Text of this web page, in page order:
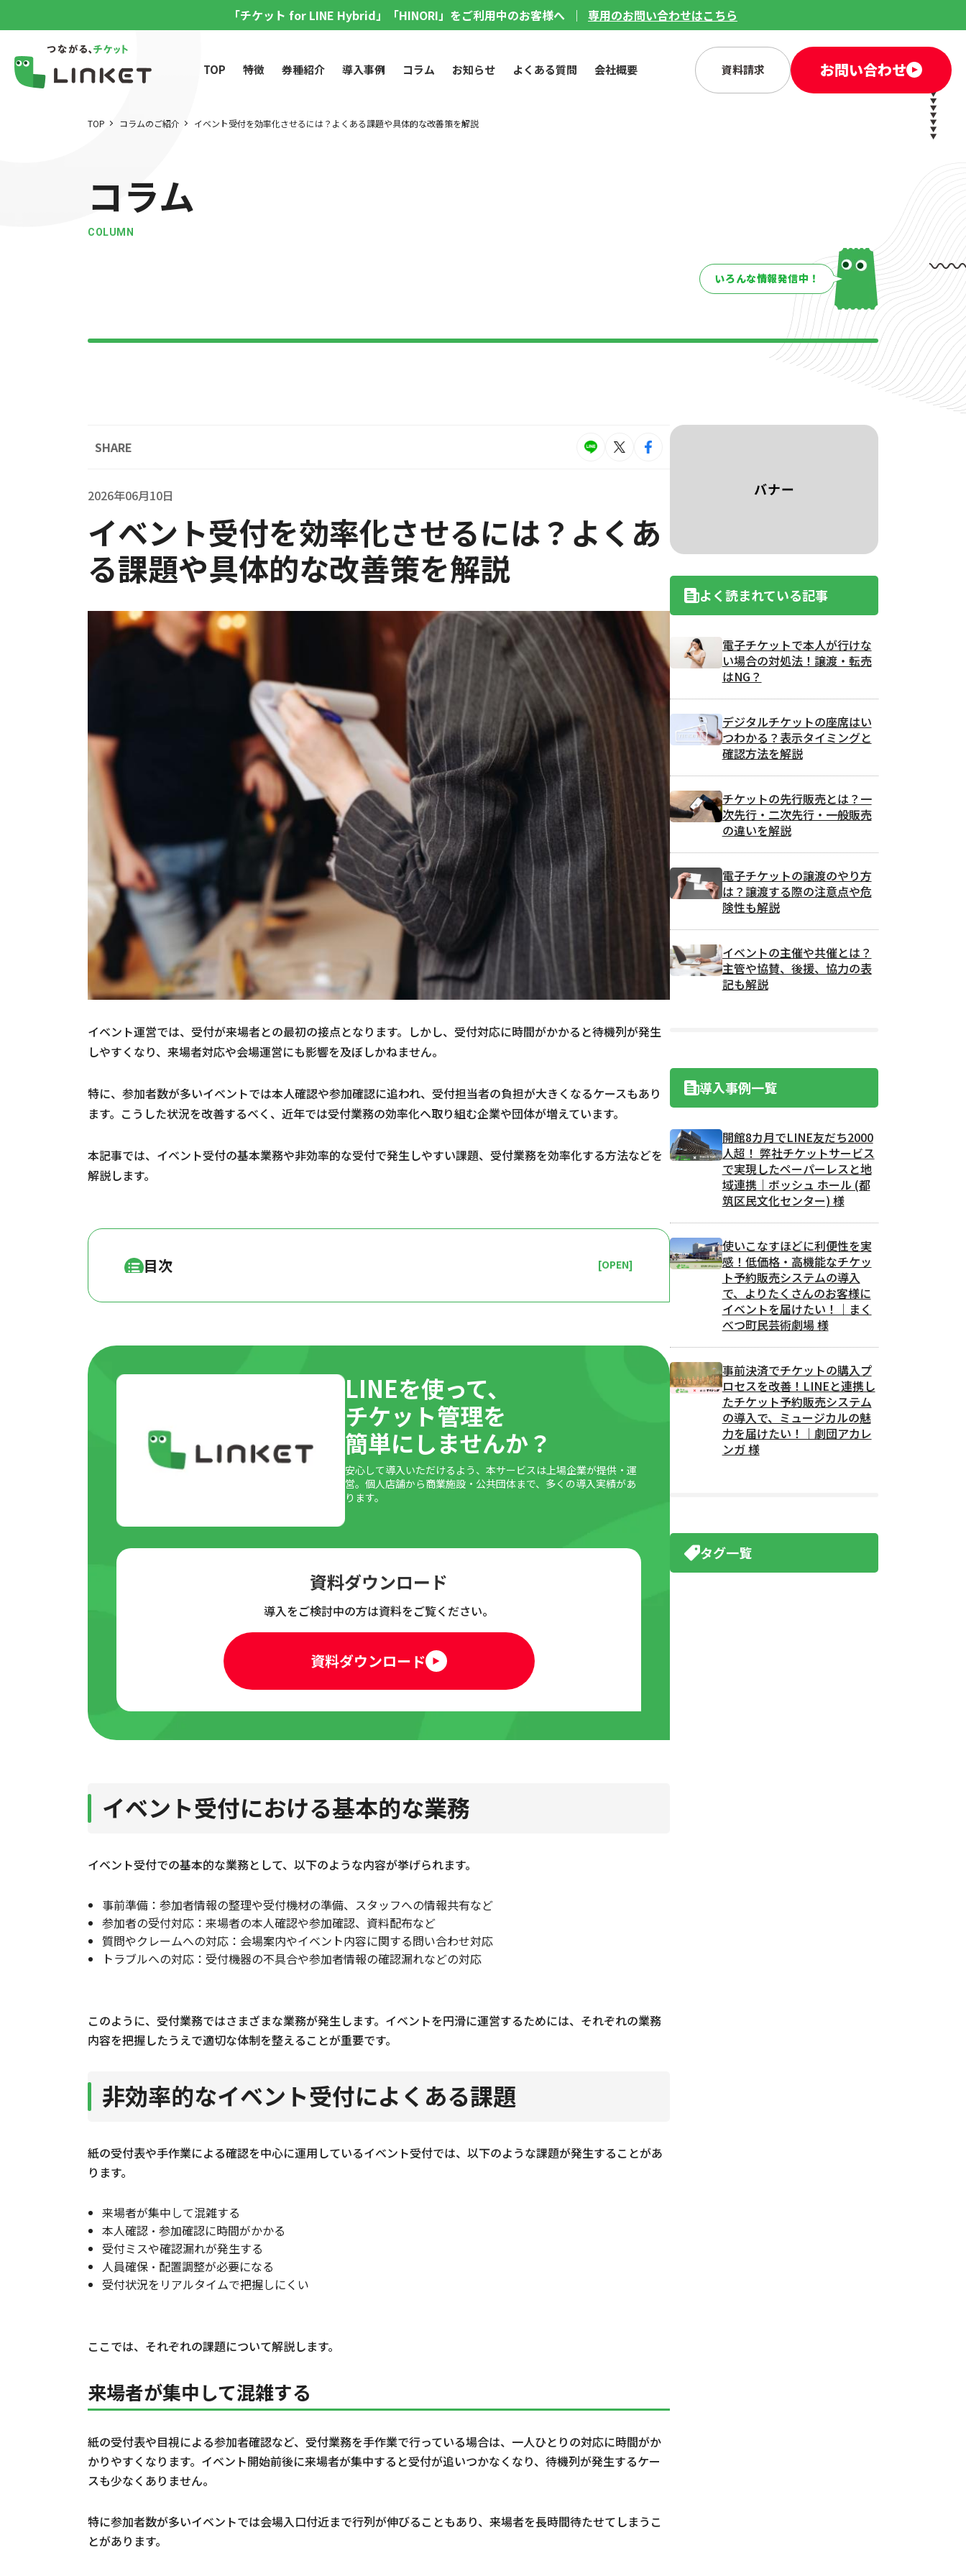
「チケット for LINE Hybrid」「HINORI」をご利用中のお客様へ ｜ 専用のお問い合わせはこちら
TOP 特徴 券種紹介 導入事例 コラム お知らせ よくある質問 会社概要 資料請求 お問い合わせ
TOP コラムのご紹介 イベント受付を効率化させるには？よくある課題や具体的な改善策を解説
コラム
COLUMN
いろんな情報発信中！
SHARE
2026年06月10日
イベント受付を効率化させるには？よくあ
る課題や具体的な改善策を解説
イベント運営では、受付が来場者との最初の接点となります。しかし、受付対応に時間がかかると待機列が発生
しやすくなり、来場者対応や会場運営にも影響を及ぼしかねません。
特に、参加者数が多いイベントでは本人確認や参加確認に追われ、受付担当者の負担が大きくなるケースもあり
ます。こうした状況を改善するべく、近年では受付業務の効率化へ取り組む企業や団体が増えています。
本記事では、イベント受付の基本業務や非効率的な受付で発生しやすい課題、受付業務を効率化する方法などを
解説します。
目次 [OPEN]
イベント受付における基本的な業務
受付ミスや確認漏れが発生する
人員確保・配置調整が必要になる
受付状況をリアルタイムで把握しにくい
受付窓口を参加者ごとに分ける
【システム編】イベント受付を効率化する方法
イベント受付の効率化にシステム導入が有効な理由
転売チケット・不正入場などのトラブルを防ぎやすい
リアルタイムで受付状況を把握しやすい
来場者データを収集し活用できる
複数会場や複数受付でも運用しやすい
まとめ
LINEを使って、
チケット管理を
簡単にしませんか？
安心して導入いただけるよう、本サービスは上場企業が提供・運
営。個人店舗から商業施設・公共団体まで、多くの導入実績があ
ります。
資料ダウンロード
導入をご検討中の方は資料をご覧ください。
資料ダウンロード
イベント受付における基本的な業務
イベント受付での基本的な業務として、以下のような内容が挙げられます。
事前準備：参加者情報の整理や受付機材の準備、スタッフへの情報共有など
参加者の受付対応：来場者の本人確認や参加確認、資料配布など
質問やクレームへの対応：会場案内やイベント内容に関する問い合わせ対応
トラブルへの対応：受付機器の不具合や参加者情報の確認漏れなどの対応
このように、受付業務ではさまざまな業務が発生します。イベントを円滑に運営するためには、それぞれの業務
内容を把握したうえで適切な体制を整えることが重要です。
非効率的なイベント受付によくある課題
紙の受付表や手作業による確認を中心に運用しているイベント受付では、以下のような課題が発生することがあ
ります。
来場者が集中して混雑する
本人確認・参加確認に時間がかかる
受付ミスや確認漏れが発生する
人員確保・配置調整が必要になる
受付状況をリアルタイムで把握しにくい
ここでは、それぞれの課題について解説します。
来場者が集中して混雑する
紙の受付表や目視による参加者確認など、受付業務を手作業で行っている場合は、一人ひとりの対応に時間がか
かりやすくなります。イベント開始前後に来場者が集中すると受付が追いつかなくなり、待機列が発生するケー
スも少なくありません。
特に参加者数が多いイベントでは会場入口付近まで行列が伸びることもあり、来場者を長時間待たせてしまうこ
とがあります。
よく読まれている記事
電子チケットで本人が行けな
い場合の対処法！譲渡・転売
はNG？
デジタルチケットの座席はい
つわかる？表示タイミングと
確認方法を解説
チケットの先行販売とは？一
次先行・二次先行・一般販売
の違いを解説
電子チケットの譲渡のやり方
は？譲渡する際の注意点や危
険性も解説
イベントの主催や共催とは？
主管や協賛、後援、協力の表
記も解説
導入事例一覧
開館8カ月でLINE友だち2000
人超！ 弊社チケットサービス
で実現したペーパーレスと地
域連携｜ボッシュ ホール (都
筑区民文化センター) 様
使いこなすほどに利便性を実
感！低価格・高機能なチケッ
ト予約販売システムの導入
で、よりたくさんのお客様に
イベントを届けたい！｜まく
べつ町民芸術劇場 様
事前決済でチケットの購入プ
ロセスを改善！LINEと連携し
たチケット予約販売システム
の導入で、ミュージカルの魅
力を届けたい！｜劇団アカレ
ンガ 様
タグ一覧